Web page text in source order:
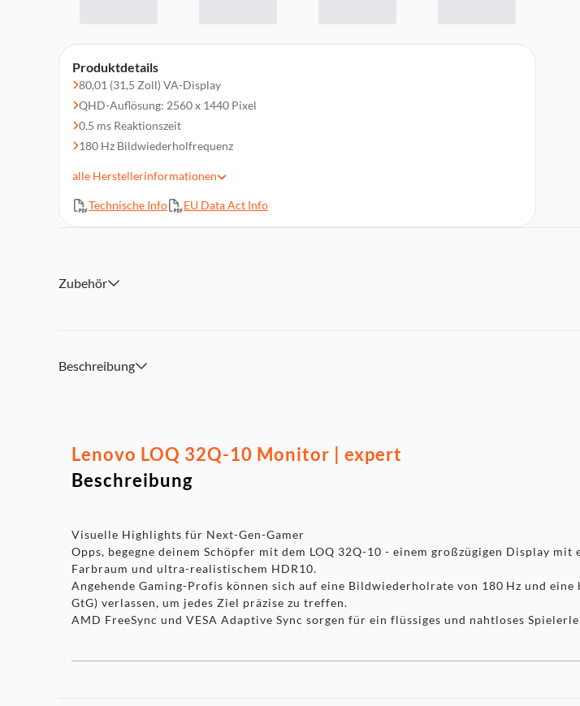
Produktdetails
80,01 (31,5 Zoll) VA-Display
QHD-Auflösung: 2560 x 1440 Pixel
0,5 ms Reaktionszeit
180 Hz Bildwiederholfrequenz
2 x HDMI 2.1, 1 x DisplayPort 1.4
Lieferumfang: Monitor mit Standfuß, 1 x Stromkabel (1.8 m), 1 x DP 1.4 Kabel (1.8 m),
alle Herstellerinformationen
Technische Info EU Data Act Info
Zubehör
Beschreibung
Lenovo LOQ 32Q-10 Monitor | expert
Beschreibung
Visuelle Highlights für Next-Gen-Gamer
Opps, begegne deinem Schöpfer mit dem LOQ 32Q-10 - einem großzügigen Display
Farbraum und ultra-realistischem HDR10.
Angehende Gaming-Profis können sich auf eine Bildwiederholrate von 180 Hz und eine
GtG) verlassen, um jedes Ziel präzise zu treffen.
AMD FreeSync und VESA Adaptive Sync sorgen für ein flüssiges und nahtloses